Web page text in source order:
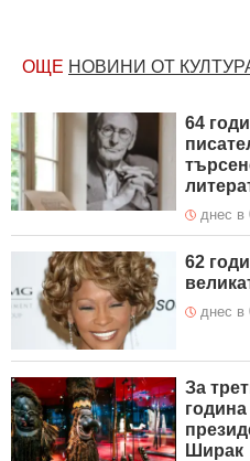
ОЩЕ НОВИНИ ОТ
64
днес в
62
днес в
За
Ширак